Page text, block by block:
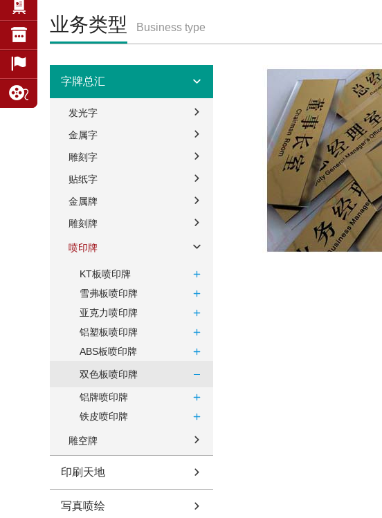
业务类型 Business type
字牌总汇
发光字
金属字
雕刻字
贴纸字
金属牌
雕刻牌
喷印牌
KT板喷印牌
雪弗板喷印牌
亚克力喷印牌
铝塑板喷印牌
ABS板喷印牌
双色板喷印牌
铝牌喷印牌
铁皮喷印牌
雕空牌
印刷天地
写真喷绘